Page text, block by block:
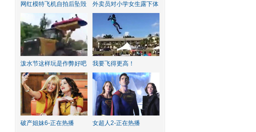
网红模特飞机自拍后坠毁 外卖员对小学女生露下体
泼水节这样玩是作弊好吧 我要飞得更高！
破产姐妹6-正在热播 女超人2-正在热播